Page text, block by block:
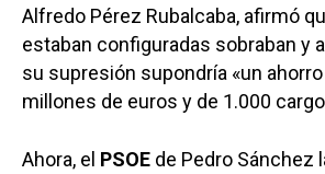
Alfredo Pérez Rubalcaba, afirmó
estaban configuradas sobraban y
su supresión supondría «un
millones de euros y de 1.000
Ahora, el PSOE de Pedro Sánchez